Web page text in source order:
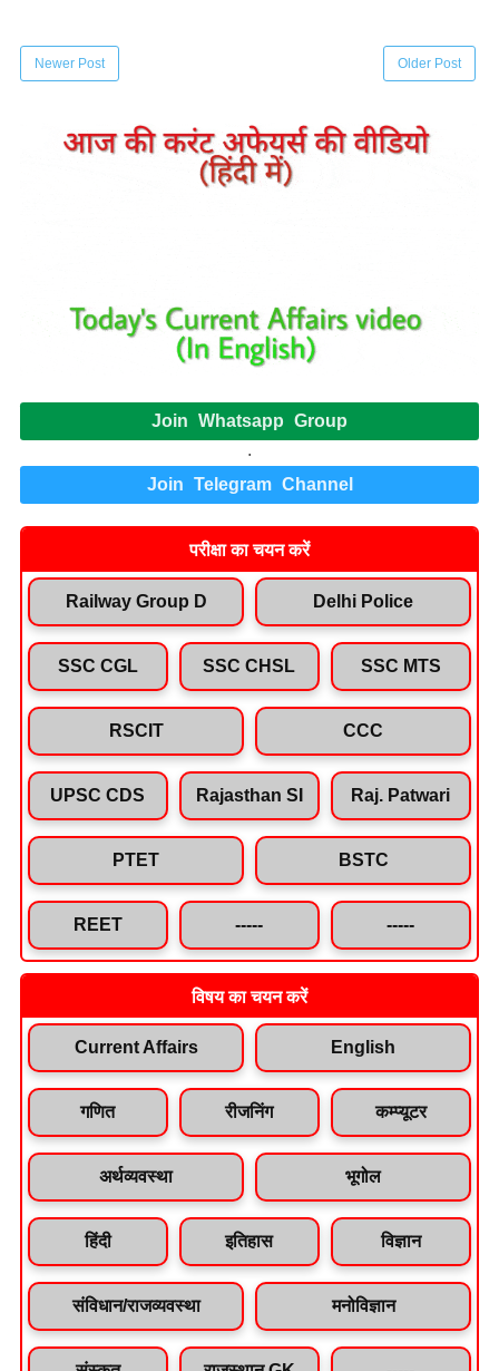
Newer Post Older Post
Join Whatsapp Group
.
Join Telegram Channel
परीक्षा का चयन करें
Railway Group D Delhi Police
SSC CGL SSC CHSL SSC MTS
RSCIT CCC
UPSC CDS Rajasthan SI Raj. Patwari
PTET BSTC
REET ----- -----
विषय का चयन करें
Current Affairs English
गणित रीजनिंग कम्प्यूटर
अर्थव्यवस्था भूगोल
हिंदी इतिहास विज्ञान
संविधान/राजव्यवस्था मनोविज्ञान